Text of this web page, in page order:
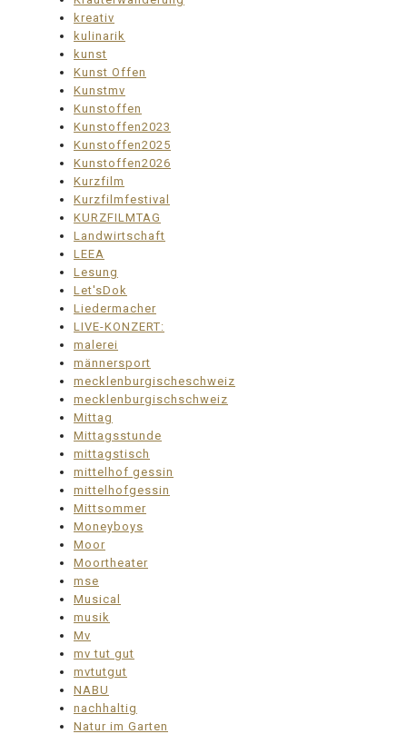
kreativ
kulinarik
kunst
Kunst Offen
Kunstmv
Kunstoffen
Kunstoffen2023
Kunstoffen2025
Kunstoffen2026
Kurzfilm
Kurzfilmfestival
KURZFILMTAG
Landwirtschaft
LEEA
Lesung
Let'sDok
Liedermacher
LIVE-KONZERT:
malerei
männersport
mecklenburgischeschweiz
mecklenburgischschweiz
Mittag
Mittagsstunde
mittagstisch
mittelhof gessin
mittelhofgessin
Mittsommer
Moneyboys
Moor
Moortheater
mse
Musical
musik
Mv
mv tut gut
mvtutgut
NABU
nachhaltig
Natur im Garten